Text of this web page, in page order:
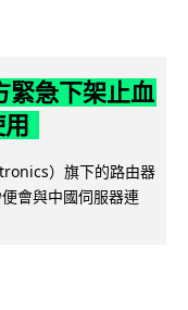
緊急下架止血
）旗下的路由器
會與中國伺服器連